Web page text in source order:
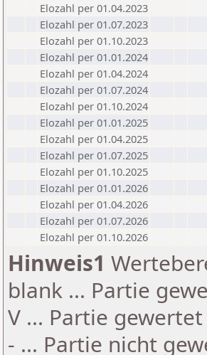
Elozahl per 01.04.2023
Elozahl per 01.07.2023
Elozahl per 01.10.2023
Elozahl per 01.01.2024
Elozahl per 01.04.2024
Elozahl per 01.07.2024
Elozahl per 01.10.2024
Elozahl per 01.01.2025
Elozahl per 01.04.2025
Elozahl per 01.07.2025
Elozahl per 01.10.2025
Elozahl per 01.01.2026
Elozahl per 01.04.2026
Elozahl per 01.07.2026
Elozahl per 01.10.2026
Hinweis1
blank ... Partie
V ... Partie
- ... Partie nicht